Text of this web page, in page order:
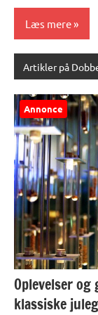
Læs mere
Artikler på
Annonce
Oplevelser
klassiske